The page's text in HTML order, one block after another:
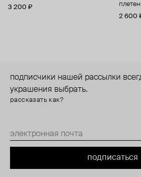
3 200 ₽
2 600
подписчики нашей рассылки
украшения выбрать.
рассказать как?
подписаться